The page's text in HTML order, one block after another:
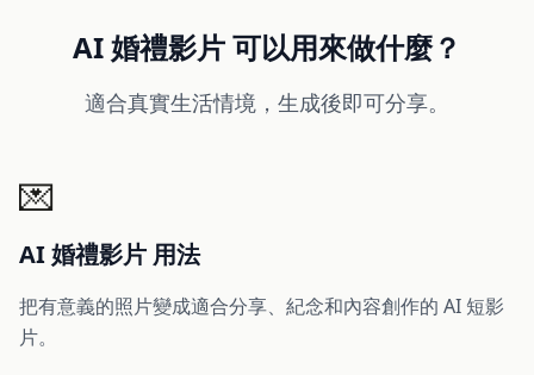
AI 婚禮影片 可以用來做什麼？
適合真實生活情境，生成後即可分享。
💌
AI 婚禮影片 用法
把有意義的照片變成適合分享、紀念和內容創作的 AI 短影
片。